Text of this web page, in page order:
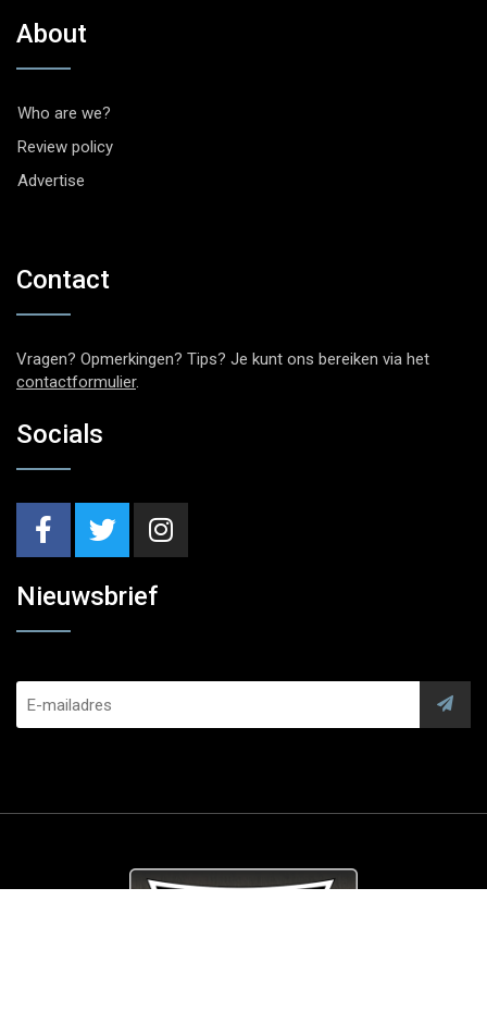
About
Who are we?
Review policy
Advertise
Contact
Vragen? Opmerkingen? Tips? Je kunt ons bereiken via het
contactformulier.
Socials
Nieuwsbrief